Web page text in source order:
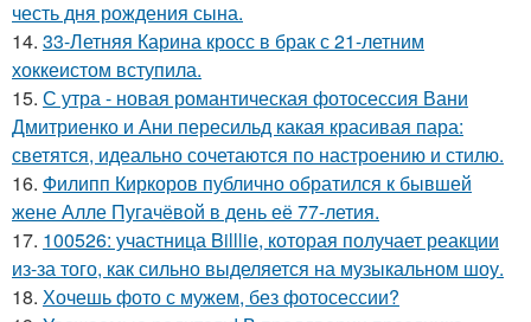
честь дня рождения сына.
14. 33-Летняя Карина кросс в брак с 21-летним
хоккеистом вступила.
15. С утра - новая романтическая фотосессия Вани
Дмитриенко и Ани пересильд какая красивая пара:
светятся, идеально сочетаются по настроению и стилю.
16. Филипп Киркоров публично обратился к бывшей
жене Алле Пугачёвой в день её 77-летия.
17. 100526: участница Billlie, которая получает реакции
из-за того, как сильно выделяется на музыкальном шоу.
18. Хочешь фото с мужем, без фотосессии?